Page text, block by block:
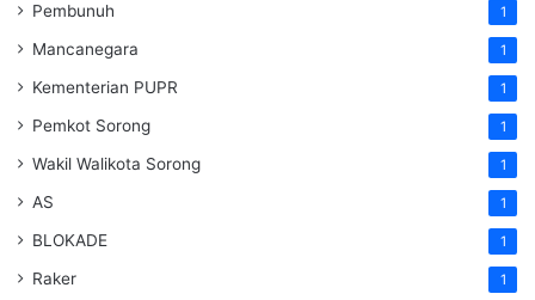
Pembunuh 1
Mancanegara 1
Kementerian PUPR 1
Pemkot Sorong 1
Wakil Walikota Sorong 1
AS 1
BLOKADE 1
Raker 1